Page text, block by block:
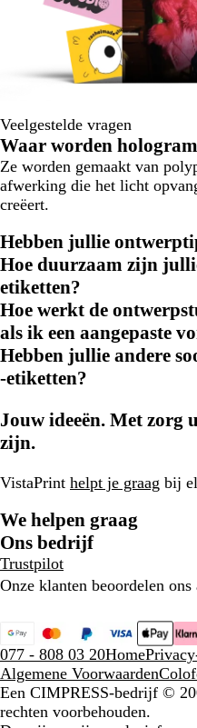
Veelgestelde vragen
Waar worden
Ze worden gemaakt van
afwerking die het licht
creëert.
Hebben jullie
Hoe duurzaam zijn
etiketten?
Hoe werkt de
als ik een aangepaste
Hebben jullie andere
-etiketten?
Jouw ideeën. Met zorg
zijn.
VistaPrint helpt je graag bij
We helpen graag
Ons bedrijf
Trustpilot
Onze klanten beoordelen
077 - 808 03 20Home
Algemene Voorwaarden
Een CIMPRESS-bedrijf ©
rechten voorbehouden.